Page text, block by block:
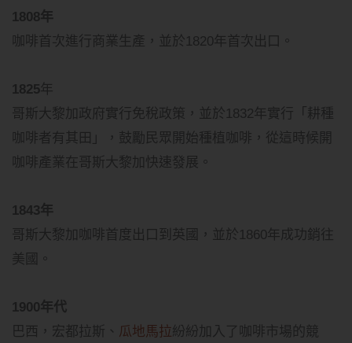
1808年
咖啡首次進行商業生產，並於1820年首次出口。
1825年
哥斯大黎加政府實行免稅政策，並於1832年實行「耕種
咖啡者有其田」，鼓勵民眾開始種植咖啡，從這時候開
咖啡產業在哥斯大黎加快速發展。
1843年
哥斯大黎加咖啡首度出口到英國，並於1860年成功銷往
美國。
1900年代
巴西，宏都拉斯、 瓜地馬拉 紛紛加入了咖啡市場的競